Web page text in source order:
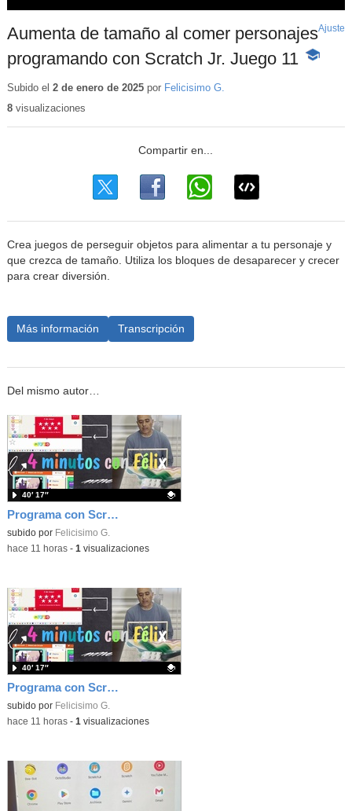
Aumenta de tamaño al comer personajes
programando con Scratch Jr. Juego 11
-
Ajuste
Subido el 2 de enero de 2025por Felicisimo G.
8visualizaciones
Crea juegos de perseguir objetos para alimentar a tu personaje y
que crezca de tamaño. Utiliza los bloques de desaparecer y crecer
para crear diversión.
Más información Transcripción
Del mismo autor…
Programa con Scratch, 8 diferentes juegos para vivir la emoción de los partidos de España en el mundial 2026
Contenido educativo.
subido por Felicisimo G.
40′ 17″
-hace 11 horas- 1 visualizaciones
Programa con Scratch juegos con los partidos del mundial 2026 ganados por España
Contenido educativo.
subido por Felicisimo G.
40′ 17″
-hace 11 horas- 1 visualizaciones